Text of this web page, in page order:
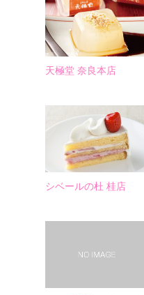
天極堂 奈良本店
シベールの杜 桂店